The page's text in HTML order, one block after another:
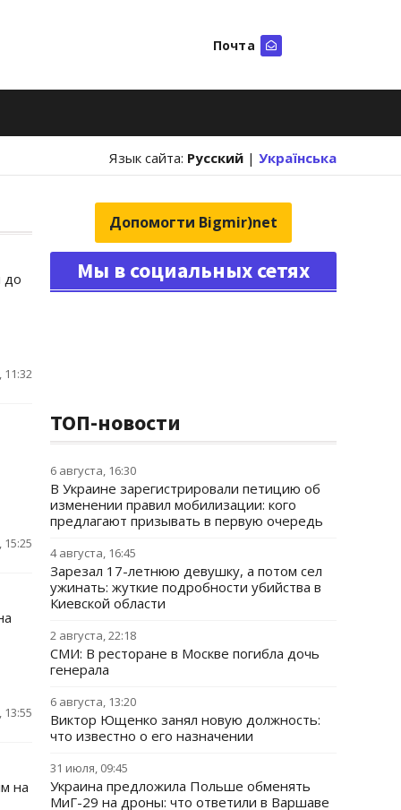
Почта
Язык сайта: Русский | Українська
до
11:32
15:25
13:55
на
Допомогти Bigmir)net
Мы в социальных сетях
ТОП-новости
6 августа, 16:30
В Украине зарегистрировали петицию об
изменении правил мобилизации: кого
предлагают призывать в первую очередь
4 августа, 16:45
Зарезал 17-летнюю девушку, а потом сел
ужинать: жуткие подробности убийства в
Киевской области
2 августа, 22:18
СМИ: В ресторане в Москве погибла дочь
генерала
6 августа, 13:20
Виктор Ющенко занял новую должность:
что известно о его назначении
31 июля, 09:45
Украина предложила Польше обменять
МиГ-29 на дроны: что ответили в Варшаве